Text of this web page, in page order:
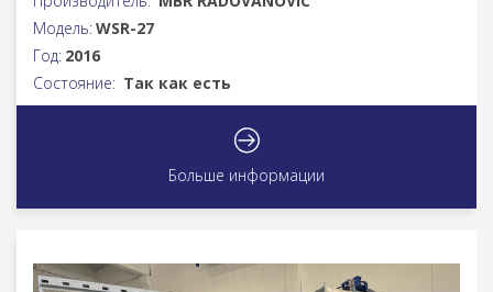
Модель:WSR-27
Год: 2016
Состояние: Так как есть
Больше информации